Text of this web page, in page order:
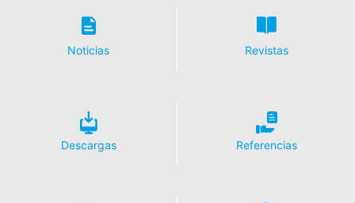
Noticias Revistas
Descargas Referencias